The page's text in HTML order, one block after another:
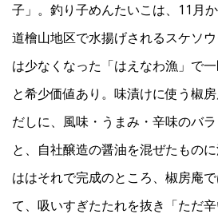
子」。釣り子めんたいこは、11月
道檜山地区で水揚げされるスケソ
は少なくなった「はえなわ漁」で
と希少価値あり。味漬けに使う椒
だしに、風味・うまみ・辛味のバ
と、自社醸造の醤油を混ぜたもの
ははそれで完成のところ、椒房庵
て、吸いすぎたたれを抜き「ただ